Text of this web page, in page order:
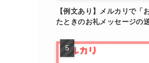
【例文あり】メルカリで「
たときのお礼メッセージの